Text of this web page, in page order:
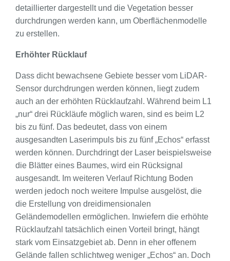
detaillierter dargestellt und die Vegetation besser
durchdrungen werden kann, um Oberflächenmodelle
zu erstellen.
Erhöhter Rücklauf
Dass dicht bewachsene Gebiete besser vom LiDAR-
Sensor durchdrungen werden können, liegt zudem
auch an der erhöhten Rücklaufzahl. Während beim L1
„nur“ drei Rückläufe möglich waren, sind es beim L2
bis zu fünf. Das bedeutet, dass von einem
ausgesandten Laserimpuls bis zu fünf „Echos“ erfasst
werden können. Durchdringt der Laser beispielsweise
die Blätter eines Baumes, wird ein Rücksignal
ausgesandt. Im weiteren Verlauf Richtung Boden
werden jedoch noch weitere Impulse ausgelöst, die
die Erstellung von dreidimensionalen
Geländemodellen ermöglichen. Inwiefern die erhöhte
Rücklaufzahl tatsächlich einen Vorteil bringt, hängt
stark vom Einsatzgebiet ab. Denn in eher offenem
Gelände fallen schlichtweg weniger „Echos“ an. Doch